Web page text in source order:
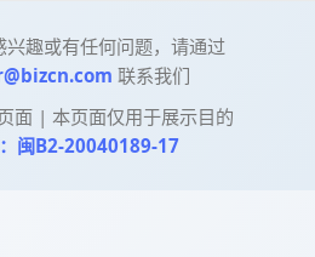
兴趣或有任何问题，请通过
联系我们
面 | 本页面仅用于展示目的
闽B2-20040189-17